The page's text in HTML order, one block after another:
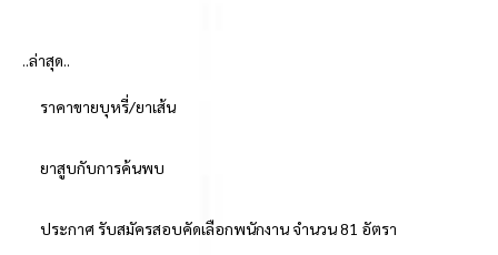
..ล่าสุด..
ราคาขายบุหรี่/ยาเส้น
ยาสูบกับการค้นพบ
ประกาศ รับสมัครสอบคัดเลือกพนักงาน จำนวน 81 อัตรา